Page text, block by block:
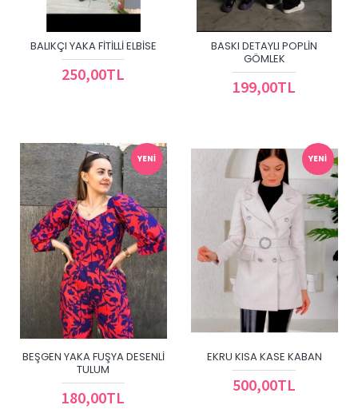
BALIKÇI YAKA FITILLI ELBISE
250,00TL
BASKI DETAYLI POPLIN
GÖMLEK
199,00TL
YENI
BEŞGEN YAKA FUŞYA DESENLI
TULUM
180,00TL
YENI
EKRU KISA KASE KABAN
500,00TL